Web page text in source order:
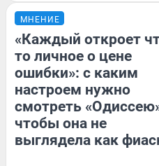
МНЕНИЕ
«Каждый откроет
то личное о цене
ошибки»: с каким
настроем нужно
смотреть
чтобы она не
выглядела как